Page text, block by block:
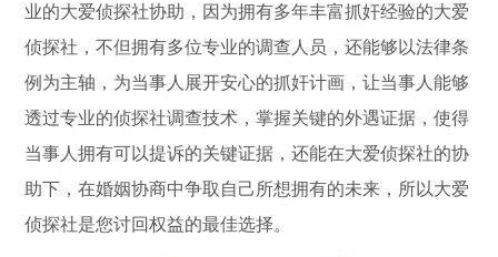
业的大爱侦探社协助，因为拥有多年丰富抓奸经验的大爱
侦探社，不但拥有多位专业的调查人员，还能够以法律条
例为主轴，为当事人展开安心的抓奸计画，让当事人能够
透过专业的侦探社调查技术，掌握关键的外遇证据，使得
当事人拥有可以提诉的关键证据，还能在大爱侦探社的协
助下，在婚姻协商中争取自己所想拥有的未来，所以大爱
侦探社是您讨回权益的最佳选择。